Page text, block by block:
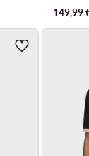
149,99